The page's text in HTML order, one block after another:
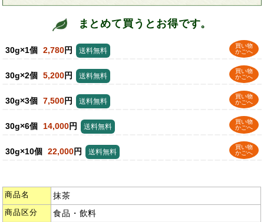
まとめて買うとお得です。
30g×1個 2,780円
買い物
かごへ
送料無料
30g×2個 5,200円
買い物
かごへ
送料無料
30g×3個 7,500円
買い物
かごへ
送料無料
30g×6個 14,000円
買い物
かごへ
送料無料
30g×10個 22,000円
買い物
かごへ
送料無料
商品名 抹茶
商品区分 食品・飲料